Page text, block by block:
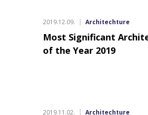
2019.12.09. Architechture
Most Significant
of the Year 2019
2019.11.02. Architechture